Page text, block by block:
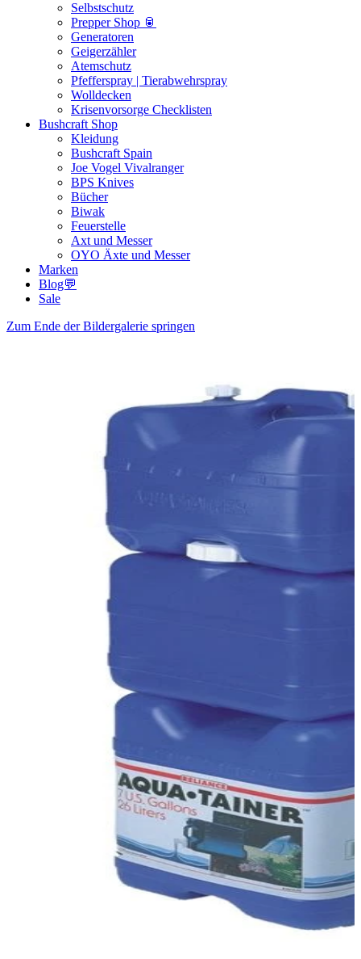
Selbstschutz
Prepper Shop 🥫
Generatoren
Geigerzähler
Atemschutz
Pfefferspray | Tierabwehrspray
Wolldecken
Krisenvorsorge Checklisten
Bushcraft Shop
Kleidung
Bushcraft Spain
Joe Vogel Vivalranger
BPS Knives
Bücher
Biwak
Feuerstelle
Axt und Messer
OYO Äxte und Messer
Marken
Blog💬
Sale
Zum Ende der Bildergalerie springen